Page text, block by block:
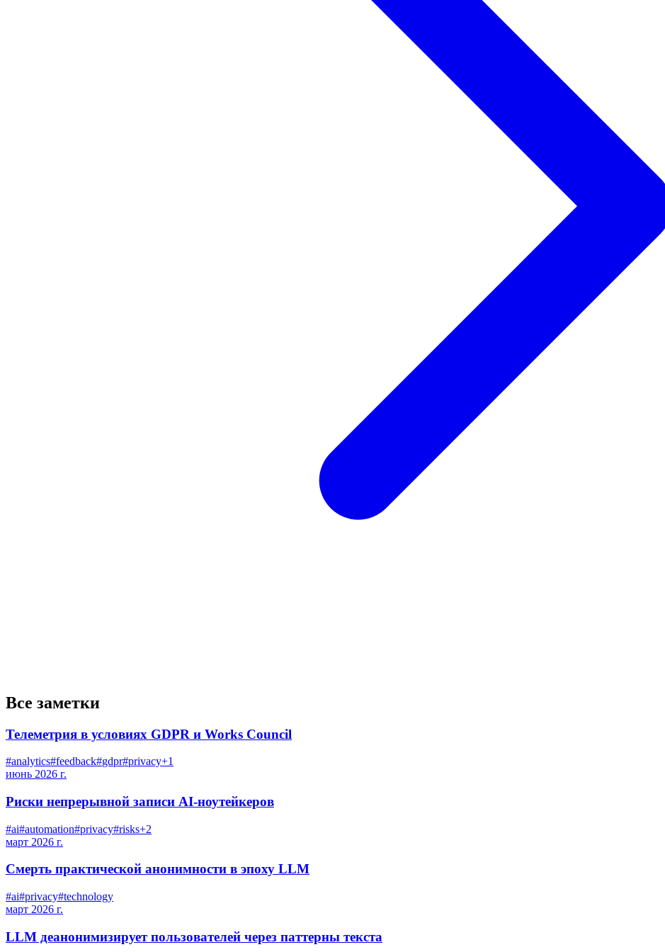
Все заметки
Телеметрия в условиях GDPR и Works Council
#analytics#feedback#gdpr#privacy+1
июнь 2026 г.
Риски непрерывной записи AI-ноутейкеров
#ai#automation#privacy#risks+2
март 2026 г.
Смерть практической анонимности в эпоху LLM
#ai#privacy#technology
март 2026 г.
LLM деанонимизирует пользователей через паттерны текста